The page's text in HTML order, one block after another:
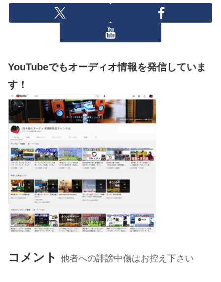
YouTubeでもオーディオ情報を発信していま
す！
コメント 他者への誹謗中傷はお控え下さい